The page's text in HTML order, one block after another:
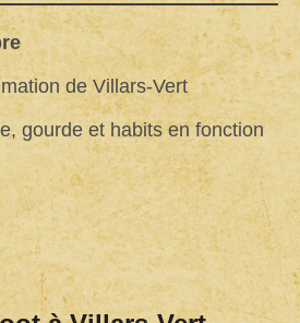
de Villars-Vert
gourde et habits en fonction